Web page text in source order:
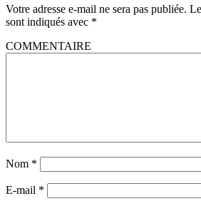
Votre adresse e-mail ne sera pas publiée.
sont indiqués avec *
COMMENTAIRE
Nom *
E-mail *